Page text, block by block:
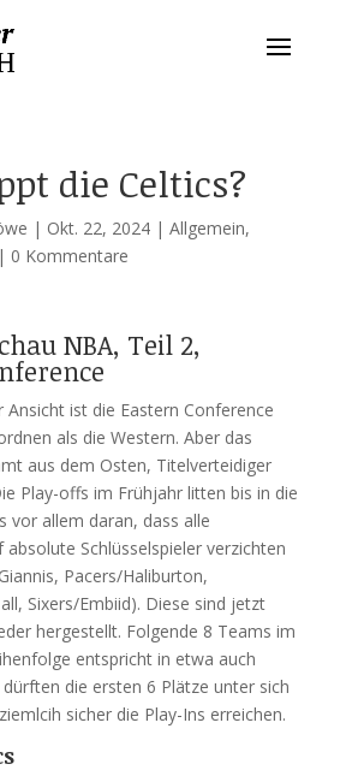
die Celtics?
| Okt. 22, 2024| Allgemein,
0 Kommentare
NBA, Teil 2,
Ansicht ist die Eastern Conference
als die Western. Aber das
aus dem Osten, Titelverteidiger
Play-offs im Frühjahr litten bis in die
vor allem daran, dass alle
Schlüsselspieler verzichten
Pacers/Haliburton,
Sixers/Embiid). Diese sind jetzt
hergestellt. Folgende 8 Teams im
entspricht in etwa auch
die ersten 6 Plätze unter sich
sicher die Play-Ins erreichen.